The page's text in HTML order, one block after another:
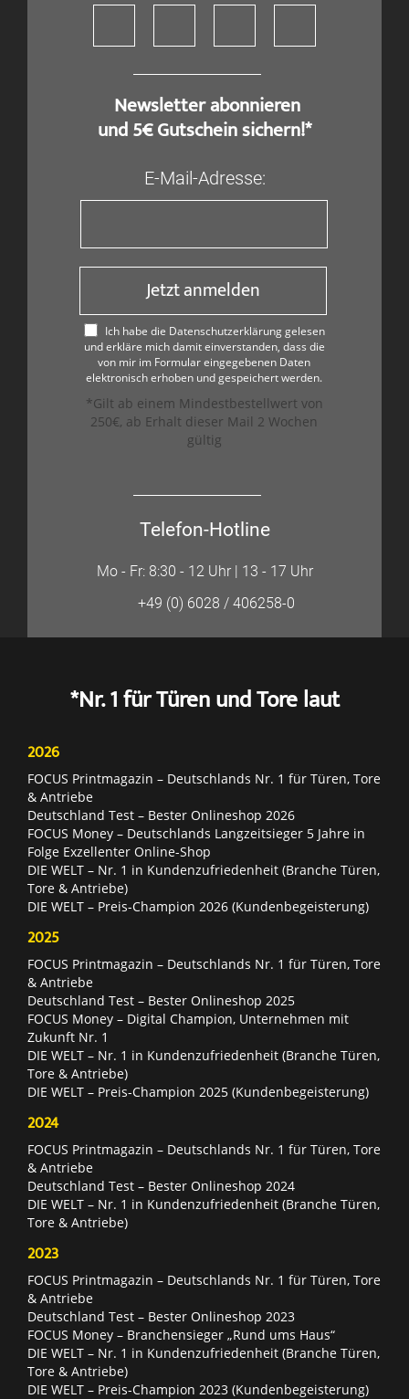
​ Newsletter abonnieren
und 5€ Gutschein sichern!*
E-Mail-Adresse:
Jetzt anmelden
Ich habe die Datenschutzerklärung gelesen
und erkläre mich damit einverstanden, dass die
von mir im Formular eingegebenen Daten
elektronisch erhoben und gespeichert werden.
*Gilt ab einem Mindestbestellwert von
250€, ab Erhalt dieser Mail 2 Wochen
gültig
Telefon-Hotline
Mo - Fr: 8:30 - 12 Uhr | 13 - 17 Uhr
+49 (0) 6028 / 406258-0
*Nr. 1 für Türen und Tore laut
2026
FOCUS Printmagazin – Deutschlands Nr. 1 für Türen, Tore
& Antriebe
Deutschland Test – Bester Onlineshop 2026
FOCUS Money – Deutschlands Langzeitsieger 5 Jahre in
Folge Exzellenter Online-Shop
DIE WELT – Nr. 1 in Kundenzufriedenheit (Branche Türen,
Tore & Antriebe)
DIE WELT – Preis-Champion 2026 (Kundenbegeisterung)
2025
FOCUS Printmagazin – Deutschlands Nr. 1 für Türen, Tore
& Antriebe
Deutschland Test – Bester Onlineshop 2025
FOCUS Money – Digital Champion, Unternehmen mit
Zukunft Nr. 1
DIE WELT – Nr. 1 in Kundenzufriedenheit (Branche Türen,
Tore & Antriebe)
DIE WELT – Preis-Champion 2025 (Kundenbegeisterung)
2024
FOCUS Printmagazin – Deutschlands Nr. 1 für Türen, Tore
& Antriebe
Deutschland Test – Bester Onlineshop 2024
DIE WELT – Nr. 1 in Kundenzufriedenheit (Branche Türen,
Tore & Antriebe)
2023
FOCUS Printmagazin – Deutschlands Nr. 1 für Türen, Tore
& Antriebe
Deutschland Test – Bester Onlineshop 2023
FOCUS Money – Branchensieger „Rund ums Haus“
DIE WELT – Nr. 1 in Kundenzufriedenheit (Branche Türen,
Tore & Antriebe)
DIE WELT – Preis-Champion 2023 (Kundenbegeisterung)